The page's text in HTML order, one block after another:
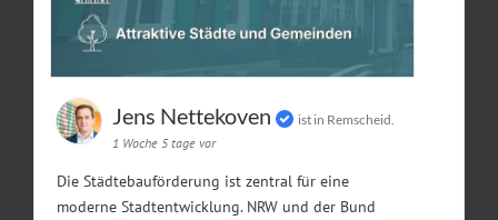
Jens Nettekoven
ist in Remscheid.
1 Woche 5 tage vor
Die Städtebauförderung ist zentral für eine
moderne Stadtentwicklung. NRW und der Bund